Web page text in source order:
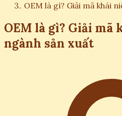
OEM là gì? Giải mã khái
OEM là gì? Giải
ngành sản xuất